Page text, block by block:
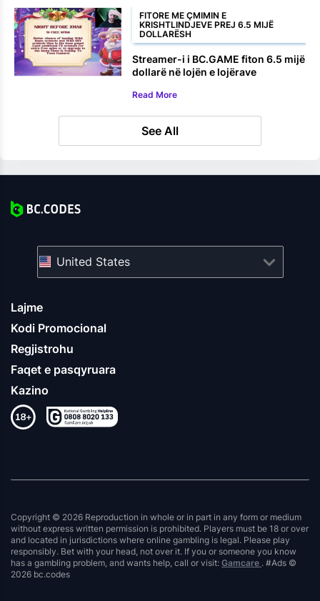
FITORE ME ÇMIMIN E
KRISHTLINDJEVE PREJ 6.5 MIJË
DOLLARËSH
Streamer-i i BC.GAME fiton 6.5 mijë
dollarë në lojën e lojërave
Read More
See All
Lajme
Kodi Promocional
Regjistrohu
Faqet e pasqyruara
Kazino
United States
Copyright © 2026 Reproduction in whole or in part in any form or medium
without express written permission is prohibited. Players must be 18 or over
and located in jurisdictions where online gambling is legal. Please play
responsibly. Bet with your head, not over it. If you or someone you know
has a gambling problem, and wants help, call or visit: Gamcare . #Ads ©
2026 bc.codes